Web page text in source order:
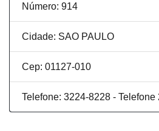
Número: 914
Cidade: SAO PAULO
Cep: 01127-010
Telefone: 3224-8228 - Telefone